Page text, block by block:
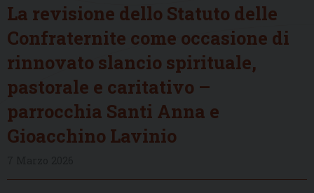
La revisione dello Statuto delle
Confraternite come occasione di
rinnovato slancio spirituale,
pastorale e caritativo –
parrocchia Santi Anna e
Gioacchino Lavinio